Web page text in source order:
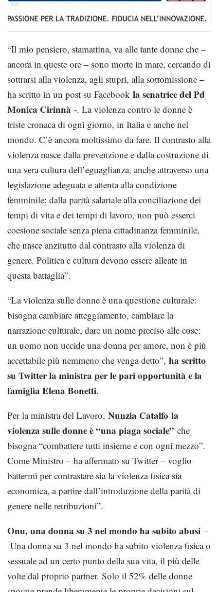
“Il mio pensiero, stamattina, va alle tante donne che –
ancora in queste ore – sono morte in mare, cercando di
sottrarsi alla violenza, agli stupri, alla sottomissione –
ha scritto in un post su Facebook la senatrice del Pd
Monica Cirinnà -. La violenza contro le donne è
triste cronaca di ogni giorno, in Italia e anche nel
mondo. C’è ancora moltissimo da fare. Il contrasto alla
violenza nasce dalla prevenzione e dalla costruzione di
una vera cultura dell’eguaglianza, anche attraverso una
legislazione adeguata e attenta alla condizione
femminile: dalla parità salariale alla conciliazione dei
tempi di vita e dei tempi di lavoro, non può esserci
coesione sociale senza piena cittadinanza femminile,
che nasce anzitutto dal contrasto alla violenza di
genere. Politica e cultura devono essere alleate in
questa battaglia”.
“La violenza sulle donne è una questione culturale:
bisogna cambiare atteggiamento, cambiare la
narrazione culturale, dare un nome preciso alle cose:
un uomo non uccide una donna per amore, non è più
accettabile più nemmeno che venga detto”, ha scritto
su Twitter la ministra per le pari opportunità e la
famiglia Elena Bonetti.
Per la ministra del Lavoro, Nunzia Catalfo la
violenza sulle donne è “una piaga sociale” che
bisogna “combattere tutti insieme e con ogni mezzo”.
Come Ministro – ha affermato su Twitter – voglio
battermi per contrastare sia la violenza fisica sia
economica, a partire dall’introduzione della parità di
genere nelle retribuzioni”.
Onu, una donna su 3 nel mondo ha subito abusi –
Una donna su 3 nel mondo ha subito violenza fisica o
sessuale ad un certo punto della sua vita, il più delle
volte dal proprio partner. Solo il 52% delle donne